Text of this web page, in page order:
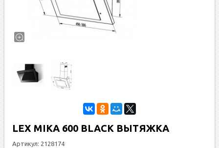
LEX MIKA 600 BLACK ВЫТЯЖКА
Артикул: 2128174